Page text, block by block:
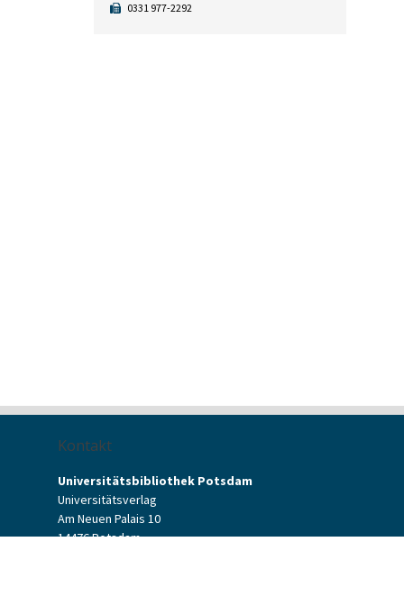
0331 977-2292
Kontakt
Universitätsbibliothek Potsdam
Universitätsverlag
Am Neuen Palais 10
14476 Potsdam